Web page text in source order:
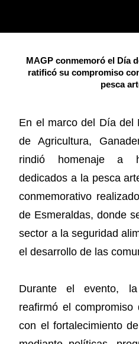
MAGP conmemoró el Día
ratificó su compromiso
pesca
En el marco del Día del
de Agricultura,
rindió homenaje a
dedicados a la pesca
conmemorativo
de Esmeraldas, donde
sector a la seguridad
el desarrollo de las
Durante el evento,
reafirmó el compromiso
con el fortalecimiento